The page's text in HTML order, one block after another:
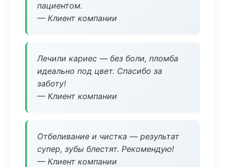
пациентом.
— Клиент компании
Лечили кариес — без боли, пломба
идеально под цвет. Спасибо за
заботу!
— Клиент компании
Отбеливание и чистка — результат
супер, зубы блестят. Рекомендую!
— Клиент компании